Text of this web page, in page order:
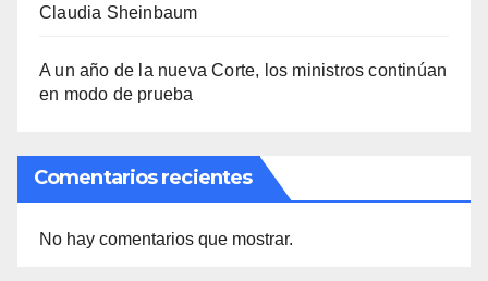
Claudia Sheinbaum
A un año de la nueva Corte, los ministros continúan
en modo de prueba
Comentarios recientes
No hay comentarios que mostrar.